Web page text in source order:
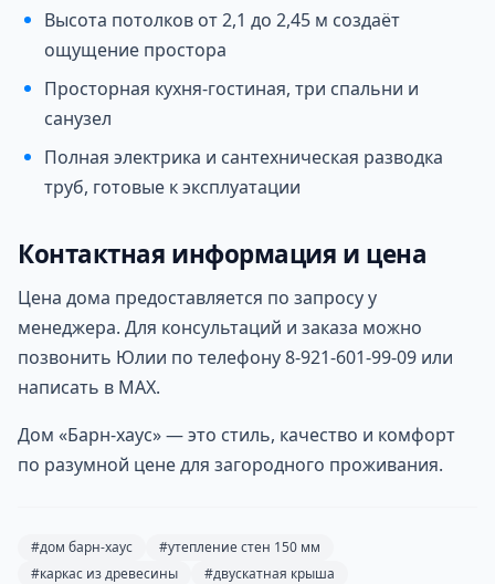
Высота потолков от 2,1 до 2,45 м создаёт
ощущение простора
Просторная кухня-гостиная, три спальни и
санузел
Полная электрика и сантехническая разводка
труб, готовые к эксплуатации
Контактная информация и цена
Цена дома предоставляется по запросу у
менеджера. Для консультаций и заказа можно
позвонить Юлии по телефону 8-921-601-99-09 или
написать в MAX.
Дом «Барн-хаус» — это стиль, качество и комфорт
по разумной цене для загородного проживания.
#дом барн-хаус
#утепление стен 150 мм
#каркас из древесины
#двускатная крыша